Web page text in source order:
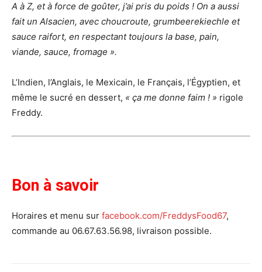
A à Z, et à force de goûter, j’ai pris du poids ! On a aussi
fait un Alsacien, avec choucroute, grumbeerekiechle et
sauce raifort, en respectant toujours la base, pain,
viande, sauce, fromage ».
L’Indien, l’Anglais, le Mexicain, le Français, l’Égyptien, et
même le sucré en dessert, « ça me donne faim ! » rigole
Freddy.
Bon à savoir
Horaires et menu sur facebook.com/FreddysFood67,
commande au 06.67.63.56.98, livraison possible.